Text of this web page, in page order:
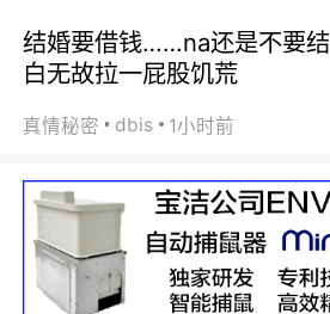
结婚要借钱……na还是不要
白无故拉一屁股饥荒
真情秘密 dbis 1小时前